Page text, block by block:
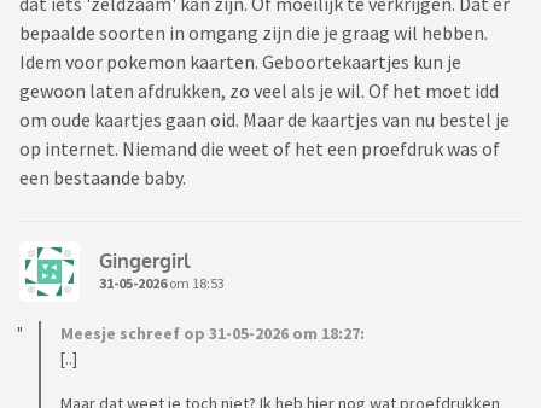
bepaalde soorten in omgang zijn die je graag wil hebben.
Idem voor pokemon kaarten. Geboortekaartjes kun je
gewoon laten afdrukken, zo veel als je wil. Of het moet idd
om oude kaartjes gaan oid. Maar de kaartjes van nu bestel je
op internet. Niemand die weet of het een proefdruk was of
een bestaande baby.
Gingergirl
31-05-2026om 18:53
Meesje schreef op 31-05-2026 om 18:27:
[..]
Maar dat weet je toch niet? Ik heb hier nog wat proefdrukken